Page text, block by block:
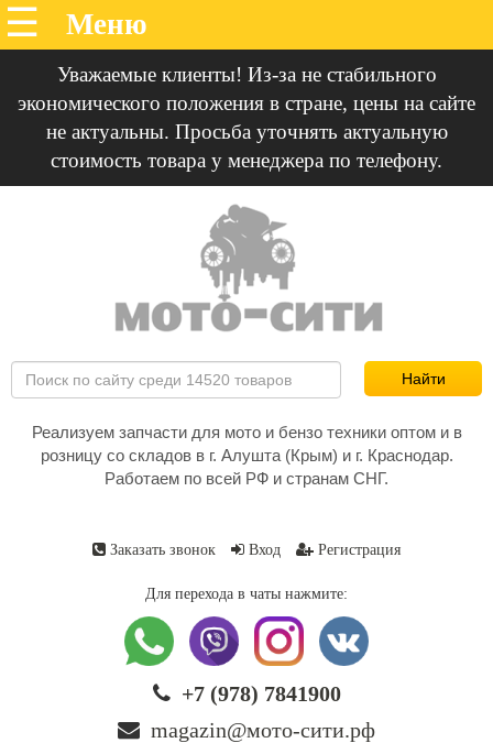
Уважаемые клиенты! Из-за не стабильного
экономического положения в стране, цены на сайте
не актуальны. Просьба уточнять актуальную
стоимость товара у менеджера по телефону.
Реализуем запчасти для мото и бензо техники оптом и в
розницу со складов в г. Алушта (Крым) и г. Краснодар.
Работаем по всей РФ и странам СНГ.
Заказать звонок Вход Регистрация
Для перехода в чаты нажмите:
+7 (978) 7841900
magazin@мото-сити.рф